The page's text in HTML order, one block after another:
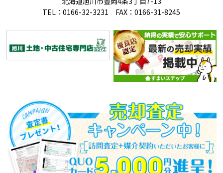
TEL：0166-32-3231 FAX：0166-31-8245